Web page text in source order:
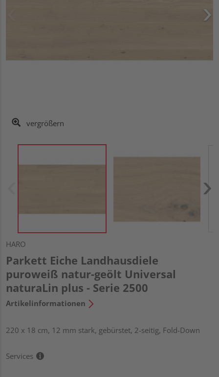
vergrößern
HARO
Parkett Eiche Landhausdiele
puroweiß natur-geölt Universal
naturaLin plus - Serie 2500
Artikelinformationen
220 x 18 cm, 12 mm stark, gebürstet, 2-seitig, Fold-Down
Services